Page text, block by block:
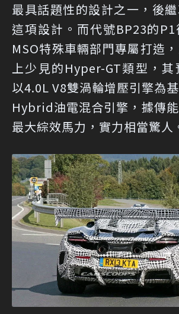
最具話題性的設計之一，後
這項設計。而代號BP23的
MSO特殊車輛部門專屬打造
上少見的Hyper-GT類型，
以4.0L V8雙渦輪增壓引擎為
Hybrid油電混合引擎，據傳
最大綜效馬力，實力相當驚人